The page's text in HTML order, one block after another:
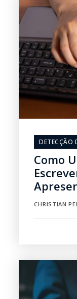
DETECÇÃO
Como
CHRISTIAN